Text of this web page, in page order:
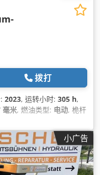
拨打
2023, 运转小时: 305 h,
毫米, 燃油类型: 电动, 桅杆
工宽度:750 毫米,
小广告